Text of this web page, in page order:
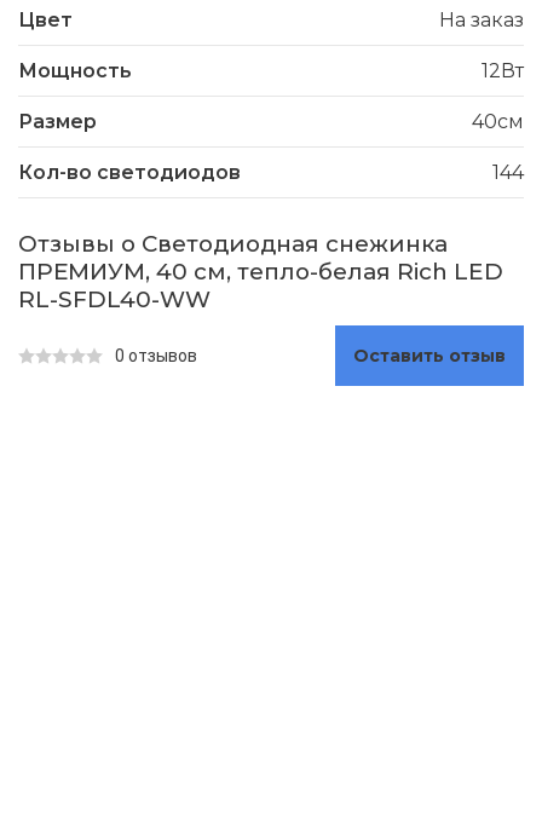
Цвет На заказ
Мощность 12Вт
Размер 40см
Кол-во светодиодов 144
Отзывы о Светодиодная снежинка
ПРЕМИУМ, 40 см, тепло-белая Rich LED
RL-SFDL40-WW
0 отзывов Оставить отзыв